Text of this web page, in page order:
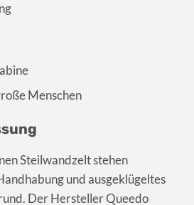
Menschen
Steilwandzelt stehen
und ausgeklügeltes
Der Hersteller Queedo